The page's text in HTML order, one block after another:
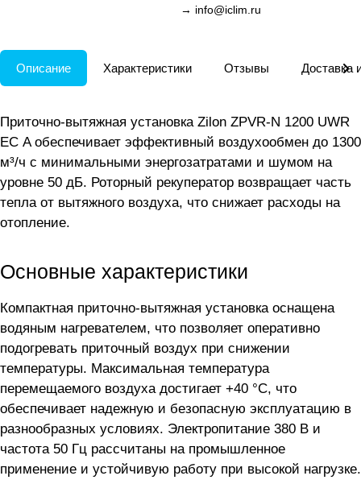
→ info@iclim.ru
Описание Характеристики Отзывы Доставка
Приточно-вытяжная установка Zilon ZPVR-N 1200 UWR
ЕС A обеспечивает эффективный воздухообмен до 1300
м³/ч с минимальными энергозатратами и шумом на
уровне 50 дБ. Роторный рекуператор возвращает часть
тепла от вытяжного воздуха, что снижает расходы на
отопление.
Основные характеристики
Компактная приточно-вытяжная установка оснащена
водяным нагревателем, что позволяет оперативно
подогревать приточный воздух при снижении
температуры. Максимальная температура
перемещаемого воздуха достигает +40 °C, что
обеспечивает надежную и безопасную эксплуатацию в
разнообразных условиях. Электропитание 380 В и
частота 50 Гц рассчитаны на промышленное
применение и устойчивую работу при высокой нагрузке.